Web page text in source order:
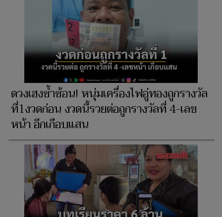
ดวงเฮงซ้ำซ้อน! หนุ่มเครื่องไฟอู่ทองถูกรางวัล
ที่1งวดก่อน งวดนี้รวยต่อถูกรางวัลที่ 4-เลข
หน้า อีกเกือบแสน